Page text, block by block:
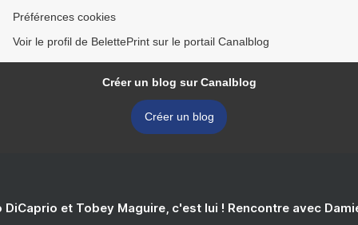
Préférences cookies
Voir le profil de BelettePrint sur le portail Canalblog
Créer un blog sur Canalblog
Créer un blog
DiCaprio et Tobey Maguire, c'est lui ! Rencontre avec